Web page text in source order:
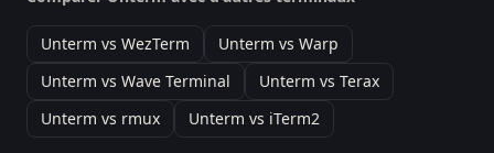
Unterm vs WezTerm
Unterm vs Warp
Unterm vs Wave Terminal
Unterm vs Terax
Unterm vs rmux
Unterm vs iTerm2